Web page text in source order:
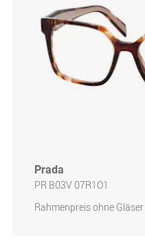
Prada
PR B03V 07R1O1
Rahmenpreis ohne Gläser